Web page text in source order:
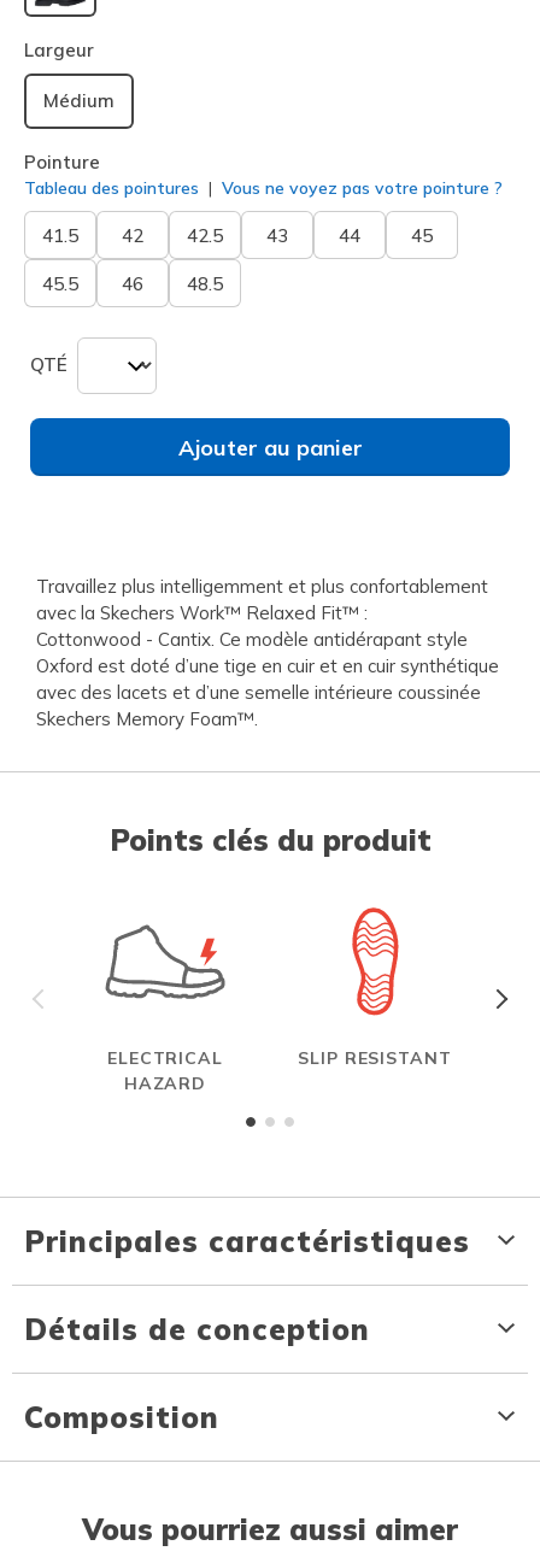
sélectionné
Largeur
Médium
Pointure
Tableau des pointures Vous ne voyez pas votre pointure ?
41.5 42 42.5 43 44 45
45.5 46 48.5
QTÉ
Ajouter au panier
Travaillez plus intelligemment et plus confortablement
avec la Skechers Work™ Relaxed Fit™ :
Cottonwood - Cantix. Ce modèle antidérapant style
Oxford est doté d’une tige en cuir et en cuir synthétique
avec des lacets et d’une semelle intérieure coussinée
Skechers Memory Foam™.
Points clés du produit
ELECTRICAL
HAZARD
SLIP RESISTANT
Principales caractéristiques
Détails de conception
Composition
Vous pourriez aussi aimer